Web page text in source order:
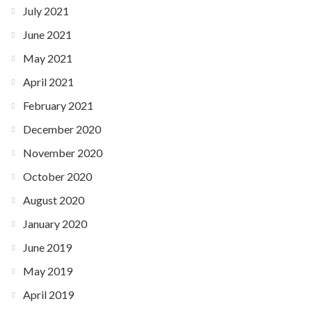
July 2021
June 2021
May 2021
April 2021
February 2021
December 2020
November 2020
October 2020
August 2020
January 2020
June 2019
May 2019
April 2019